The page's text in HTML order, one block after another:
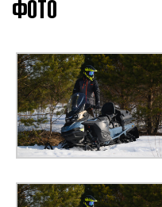
ЗАДНЯЯ ПЕРЕДАЧА
ТИП ПЕРЕДНЕЙ
ФОТО